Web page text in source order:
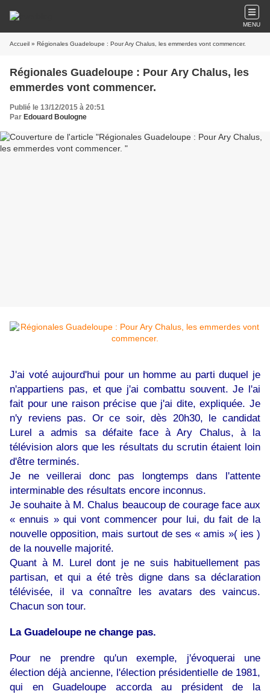
MENU
Accueil » Régionales Guadeloupe : Pour Ary Chalus, les emmerdes vont commencer.
Régionales Guadeloupe : Pour Ary Chalus, les
emmerdes vont commencer.
Publié le 13/12/2015 à 20:51
Par Edouard Boulogne
J'ai voté aujourd'hui pour un homme au parti duquel je
n'appartiens pas, et que j'ai combattu souvent. Je l'ai
fait pour une raison précise que j'ai dite, expliquée. Je
n'y reviens pas. Or ce soir, dès 20h30, le candidat
Lurel a admis sa défaite face à Ary Chalus, à la
télévision alors que les résultats du scrutin étaient loin
d'être terminés.
Je ne veillerai donc pas longtemps dans l'attente
interminable des résultats encore inconnus.
Je souhaite à M. Chalus beaucoup de courage face aux
« ennuis » qui vont commencer pour lui, du fait de la
nouvelle opposition, mais surtout de ses « amis »( ies )
de la nouvelle majorité.
Quant à M. Lurel dont je ne suis habituellement pas
partisan, et qui a été très digne dans sa déclaration
télévisée, il va connaître les avatars des vaincus.
Chacun son tour.
La Guadeloupe ne change pas.
Pour ne prendre qu'un exemple, j'évoquerai une
élection déjà ancienne, l'élection présidentielle de 1981,
qui en Guadeloupe accorda au président de la